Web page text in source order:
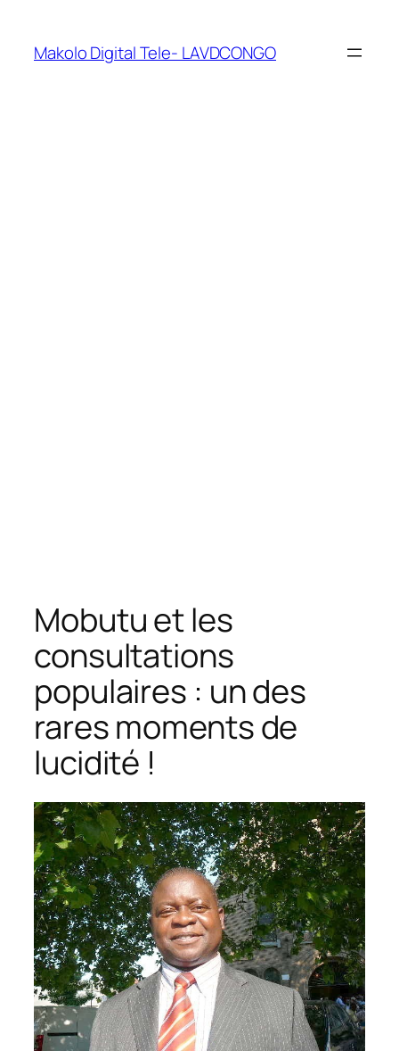
Makolo Digital Tele- LAVDCONGO
Mobutu et les
consultations
populaires : un des
rares moments de
lucidité !